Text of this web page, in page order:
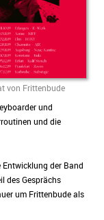
von Frittenbude
und
und die
der Band
des Gesprächs
um Frittenbude als